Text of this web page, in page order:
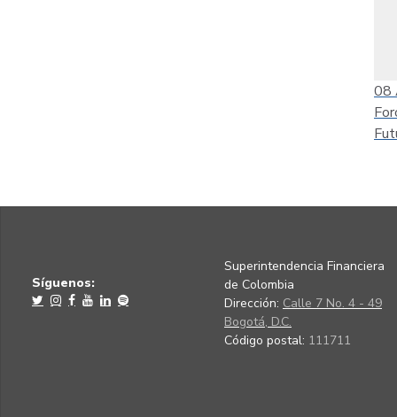
08
Síguenos:
Superintendencia Financiera
de Colombia
Dirección: Calle 7 No. 4 - 49
Bogotá, D.C.
Código postal: 111711